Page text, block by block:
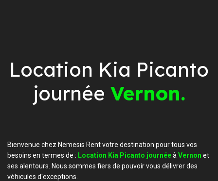
Location Kia Picanto
journée Vernon.
Bienvenue chez Nemesis Rent votre destination pour tous vos
besoins en termes de : Location Kia Picanto journéeà Vernon et
ses alentours. Nous sommes fiers de pouvoir vous délivrer des
véhicules d'exceptions.